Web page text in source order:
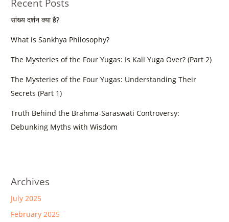
Recent Posts
सांख्य दर्शन क्या है?
What is Sankhya Philosophy?
The Mysteries of the Four Yugas: Is Kali Yuga Over? (Part 2)
The Mysteries of the Four Yugas: Understanding Their
Secrets (Part 1)
Truth Behind the Brahma-Saraswati Controversy:
Debunking Myths with Wisdom
Archives
July 2025
February 2025